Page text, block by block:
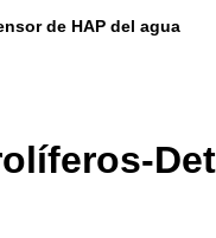
de HAP del agua